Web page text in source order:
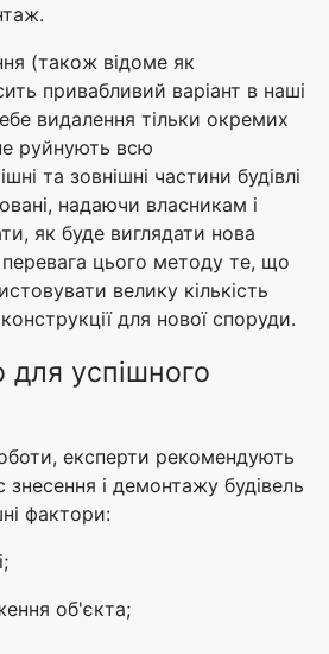
(також відоме як
привабливий варіант в наші
видалення тільки окремих
руйнують всю
та зовнішні частини будівлі
надаючи власникам і
як буде виглядати нова
цього методу те, що
велику кількість
для нової споруди.
успішного
експерти рекомендують
знесення і демонтажу будівель
фактори:
об'єкта;